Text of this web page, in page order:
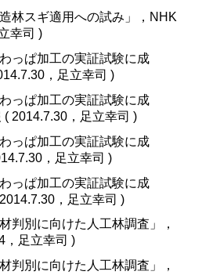
林スギ適用への試み」，NHK
幸司 )
っぱ加工の実証試験に成
，足立幸司 )
っぱ加工の実証試験に成
2014.7.30，足立幸司 )
っぱ加工の実証試験に成
，足立幸司 )
っぱ加工の実証試験に成
，足立幸司 )
判別に向けた人工林調査」，
，足立幸司 )
判別に向けた人工林調査」，